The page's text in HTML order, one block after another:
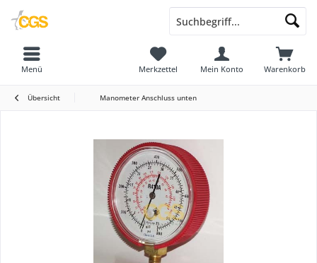
Warenkorb
Merkzettel Mein Konto
Menü
Übersicht Manometer Anschluss unten